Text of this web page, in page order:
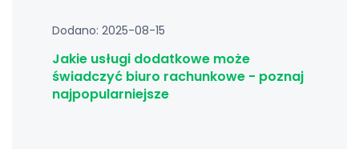
Dodano: 2025-08-15
Jakie usługi dodatkowe może
świadczyć biuro rachunkowe - poznaj
najpopularniejsze